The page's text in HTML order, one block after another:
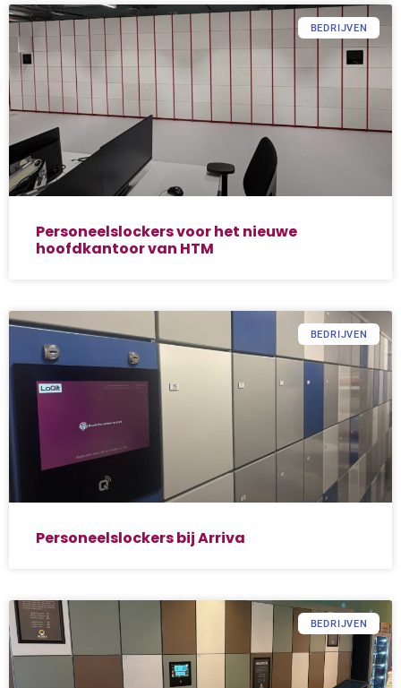
BEDRIJVEN
Personeelslockers voor het nieuwe
hoofdkantoor van HTM
BEDRIJVEN
Personeelslockers bij Arriva
BEDRIJVEN